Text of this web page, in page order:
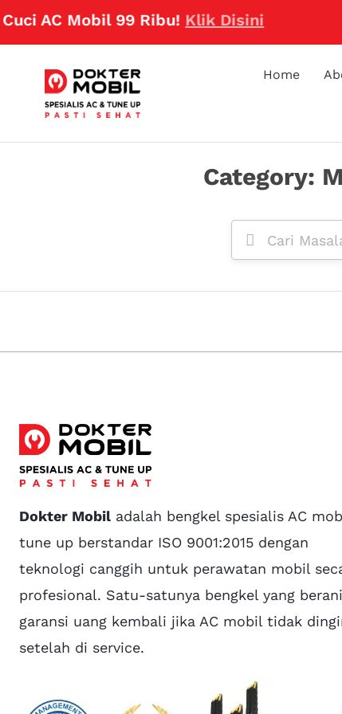
AC Mobil 99 Ribu!Klik Disini
Home
Category:
Dokter Mobil adalah bengkel spesialis AC
tune up berstandar ISO 9001:2015 dengan
teknologi canggih untuk perawatan mobil
profesional. Satu-satunya bengkel yang berani
garansi uang kembali jika AC mobil tidak
setelah di service.